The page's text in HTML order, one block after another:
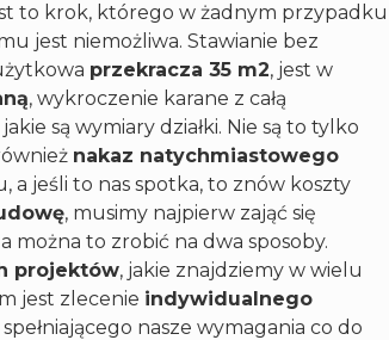
to krok, którego w żadnym przypadku
jest niemożliwa. Stawianie bez
przekracza 35 m2, jest w
, wykroczenie karane z całą
są wymiary działki. Nie są to tylko
nakaz natychmiastowego
jeśli to nas spotka, to znów koszty
, musimy najpierw zająć się
a można to zrobić na dwa sposoby.
projektów, jakie znajdziemy w wielu
jest zlecenie indywidualnego
nasze wymagania co do